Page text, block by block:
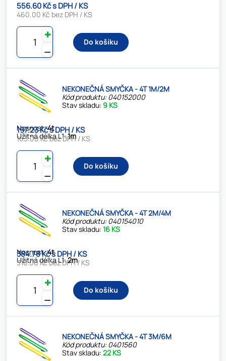
556.60 Kč s DPH / KS
460.00 Kč bez DPH / KS
⚊
✚
Do košíku
NEKONEČNÁ SMYČKA - 4T 1M/2M
Kód produktu: 040152000
Stav skladu: 9 KS
Nosnost:4t
Užitná délka L1:1m
197.23 Kč s DPH / KS
163.00 Kč bez DPH / KS
⚊
✚
Do košíku
NEKONEČNÁ SMYČKA - 4T 2M/4M
Kód produktu: 040154010
Stav skladu:16 KS
Nosnost:4t
Užitná délka L1:2m
384.78 Kč s DPH / KS
318.00 Kč bez DPH / KS
⚊
✚
Do košíku
NEKONEČNÁ SMYČKA - 4T 3M/6M
Kód produktu: 0401560
Stav skladu:22 KS